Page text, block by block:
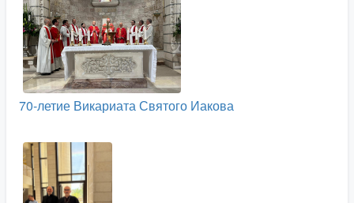
70-летие Викариата Святого Иакова